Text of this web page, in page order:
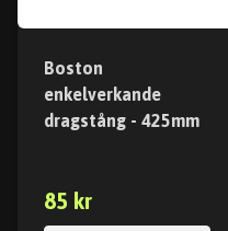
Boston
enkelverkande
dragstång - 425mm
85 kr